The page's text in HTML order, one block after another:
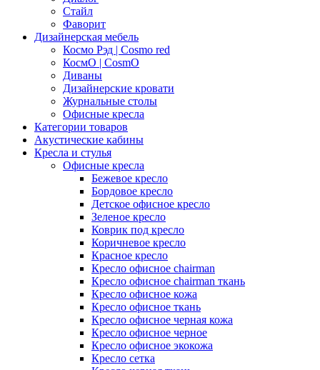
Стайл
Фаворит
Дизайнерская мебель
Космо Рэд | Cosmo red
КосмО | CosmO
Диваны
Дизайнерские кровати
Журнальные столы
Офисные кресла
Категории товаров
Акустические кабины
Кресла и стулья
Офисные кресла
Бежевое кресло
Бордовое кресло
Детское офисное кресло
Зеленое кресло
Коврик под кресло
Коричневое кресло
Красное кресло
Кресло офисное chairman
Кресло офисное chairman ткань
Кресло офисное кожа
Кресло офисное ткань
Кресло офисное черная кожа
Кресло офисное черное
Кресло офисное экокожа
Кресло сетка